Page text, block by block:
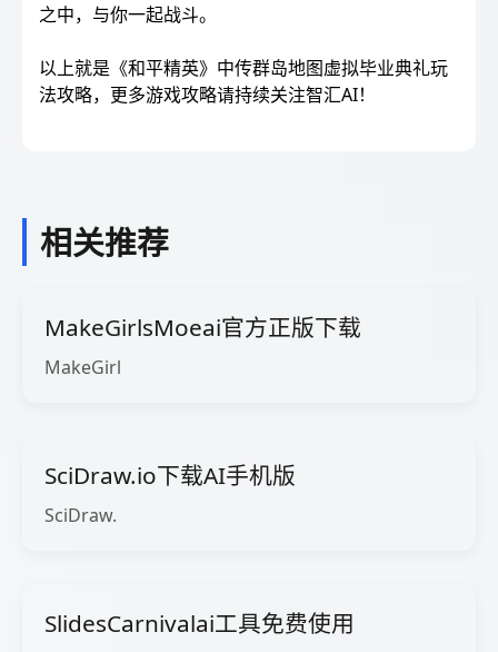
之中，与你一起战斗。
以上就是《和平精英》中传群岛地图虚拟毕业典礼玩
法攻略，更多游戏攻略请持续关注智汇AI！
相关推荐
MakeGirlsMoeai官方正版下载
MakeGirl
SciDraw.io下载AI手机版
SciDraw.
SlidesCarnivalai工具免费使用